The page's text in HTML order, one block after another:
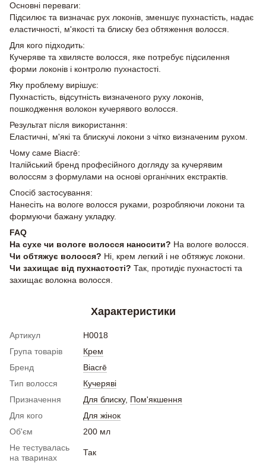
Основні переваги:
Підсилює та визначає рух локонів, зменшує пухнастість, надає
еластичності, м'якості та блиску без обтяження волосся.
Для кого підходить:
Кучеряве та хвилясте волосся, яке потребує підсилення
форми локонів і контролю пухнастості.
Яку проблему вирішує:
Пухнастість, відсутність визначеного руху локонів,
пошкодження волокон кучерявого волосся.
Результат після використання:
Еластичні, м'які та блискучі локони з чітко визначеним рухом.
Чому саме Biacrē:
Італійський бренд професійного догляду за кучерявим
волоссям з формулами на основі органічних екстрактів.
Спосіб застосування:
Нанесіть на вологе волосся руками, розробляючи локони та
формуючи бажану укладку.
FAQ
На сухе чи вологе волосся наносити? На вологе волосся.
Чи обтяжує волосся? Ні, крем легкий і не обтяжує локони.
Чи захищає від пухнастості? Так, протидіє пухнастості та
захищає волокна волосся.
Характеристики
Артикул
H0018
Група товарів
Крем
Бренд
Biacrē
Тип волосся
Кучеряві
Призначення
Для блиску, Пом'якшення
Для кого
Для жінок
Об'єм
200 мл
Не тестувалась
на тваринах
Так